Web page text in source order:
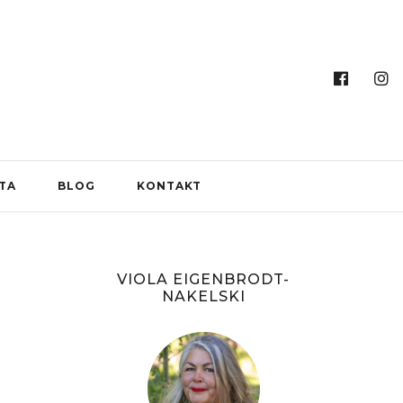
BLOG KONTAKT
VIOLA EIGENBRODT-
NAKELSKI